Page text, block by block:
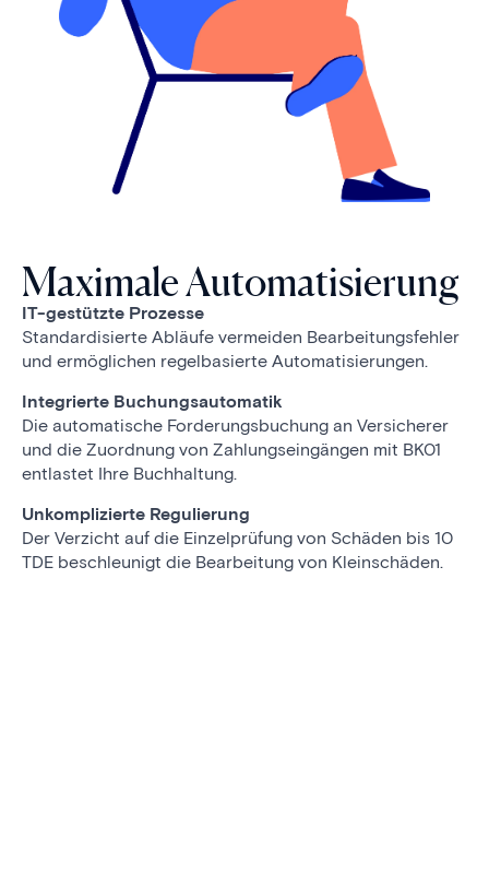
Maximale Automatisierung
IT-gestützte Prozesse
Standardisierte Abläufe vermeiden Bearbeitungsfehler
und ermöglichen regelbasierte Automatisierungen.
Integrierte Buchungsautomatik
Die automatische Forderungsbuchung an Versicherer
und die Zuordnung von Zahlungseingängen mit BK01
entlastet Ihre Buchhaltung.
Unkomplizierte Regulierung
Der Verzicht auf die Einzelprüfung von Schäden bis 10
TDE beschleunigt die Bearbeitung von Kleinschäden.